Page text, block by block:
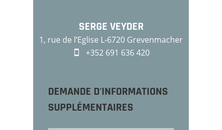
SERGE VEYDER
1, rue de l‘Eglise L-6720 Grevenmacher
+352 691 636 420
DEMANDE D'INFORMATIONS
SUPPLÉMENTAIRES